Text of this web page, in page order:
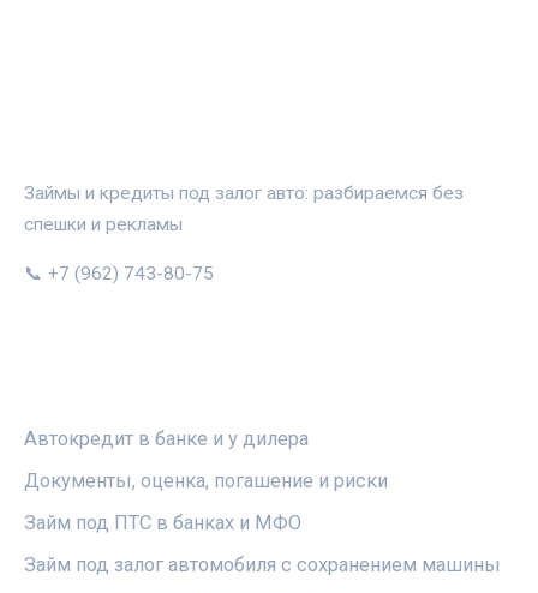
Займы и кредиты под залог авто: разбираемся без
спешки и рекламы
📞 +7 (962) 743-80-75
Автокредит в банке и у дилера
Документы, оценка, погашение и риски
Займ под ПТС в банках и МФО
Займ под залог автомобиля с сохранением машины